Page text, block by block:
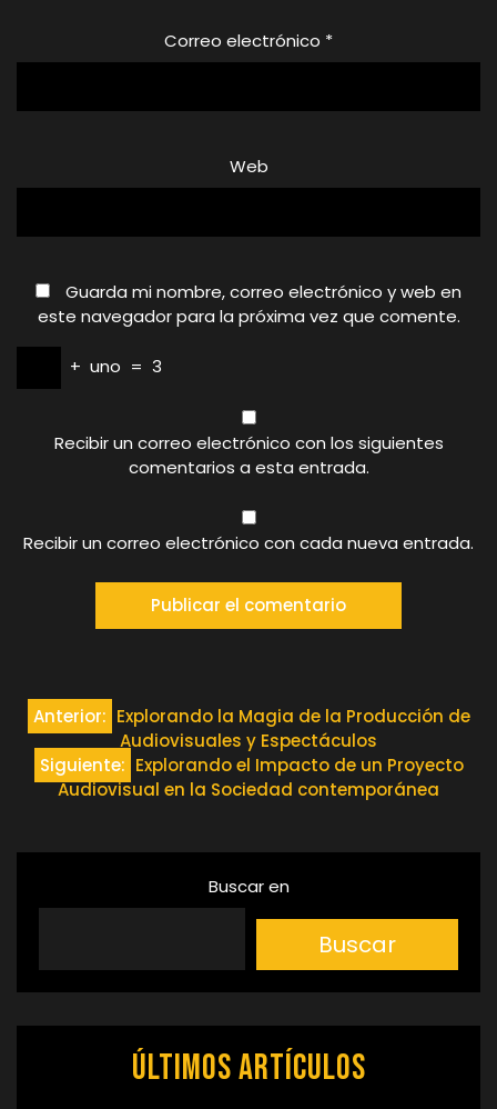
Correo electrónico *
Web
Guarda mi nombre, correo electrónico y web en
este navegador para la próxima vez que comente.
+ uno = 3
Recibir un correo electrónico con los siguientes
comentarios a esta entrada.
Recibir un correo electrónico con cada nueva entrada.
Navegación
de
entradas
Anterior: Explorando la Magia de la Producción de
Audiovisuales y Espectáculos
Siguiente: Explorando el Impacto de un Proyecto
Audiovisual en la Sociedad contemporánea
Buscar en
Buscar
Últimos artículos